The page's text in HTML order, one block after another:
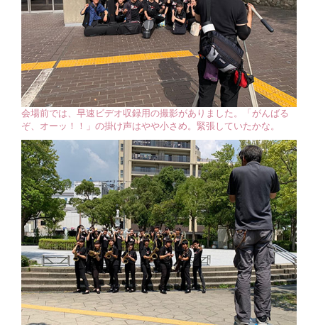
会場前では、早速ビデオ収録用の撮影がありました。「がんばる
ぞ、オーッ！！」の掛け声はやや小さめ。緊張していたかな。